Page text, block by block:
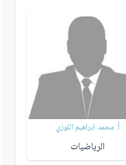
أ. محمد ابراهيم اللوزي
الرياضيات